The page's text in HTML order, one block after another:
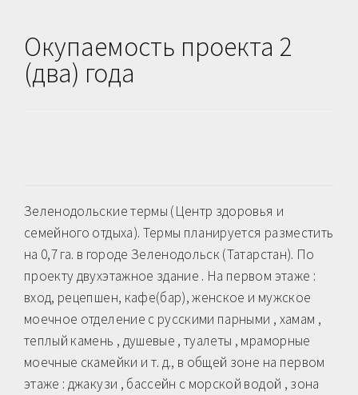
Окупаемость проекта 2
(два) года
Зеленодольские термы (Центр здоровья и
семейного отдыха). Термы планируется разместить
на 0,7 га. в городе Зеленодольск (Татарстан). По
проекту двухэтажное здание . На первом этаже :
вход, рецепшен, кафе(бар), женское и мужское
моечное отделение с русскими парными , хамам ,
теплый камень , душевые , туалеты , мраморные
моечные скамейки и т. д., в общей зоне на первом
этаже : джакузи , бассейн с морской водой , зона